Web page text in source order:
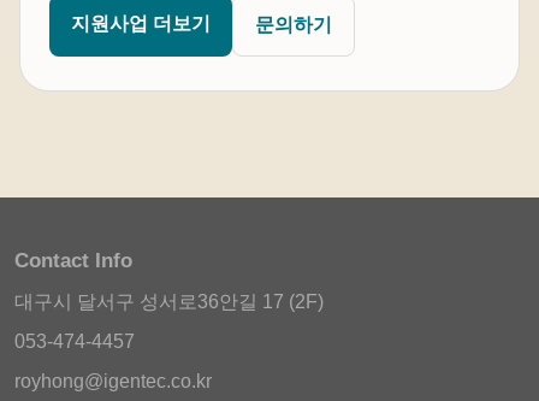
지원사업 더보기 문의하기
Contact Info
대구시 달서구 성서로36안길 17 (2F)
053-474-4457
royhong@igentec.co.kr